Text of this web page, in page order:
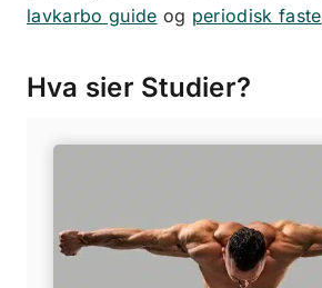
lavkarbo guide og periodisk faste
Hva sier Studier?